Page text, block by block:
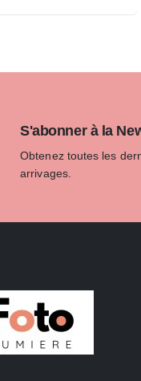
S'abonner à la
Obtenez toutes les
arrivages.